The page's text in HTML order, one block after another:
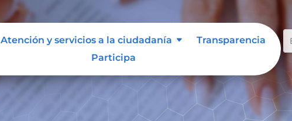
Atención y servicios a la ciudadanía
Transparencia
Participa